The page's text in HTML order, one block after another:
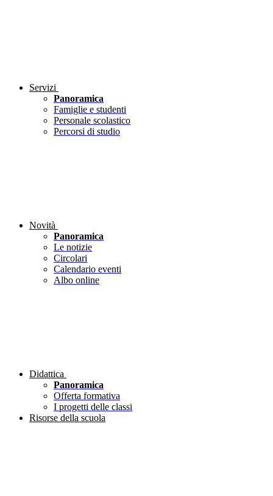
Servizi
Panoramica
Famiglie e studenti
Personale scolastico
Percorsi di studio
Novità
Panoramica
Le notizie
Circolari
Calendario eventi
Albo online
Didattica
Panoramica
Offerta formativa
I progetti delle classi
Risorse della scuola